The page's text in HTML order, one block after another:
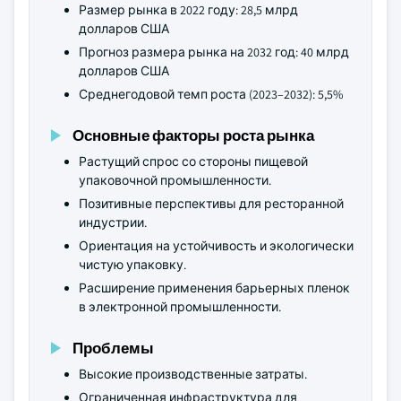
Размер рынка в 2022 году: 28,5 млрд
долларов США
Прогноз размера рынка на 2032 год: 40 млрд
долларов США
Среднегодовой темп роста (2023–2032): 5,5%
Основные факторы роста рынка
Растущий спрос со стороны пищевой
упаковочной промышленности.
Позитивные перспективы для ресторанной
индустрии.
Ориентация на устойчивость и экологически
чистую упаковку.
Расширение применения барьерных пленок
в электронной промышленности.
Проблемы
Высокие производственные затраты.
Ограниченная инфраструктура для